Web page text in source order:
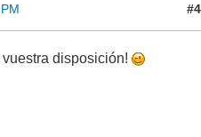
#4
disposición!